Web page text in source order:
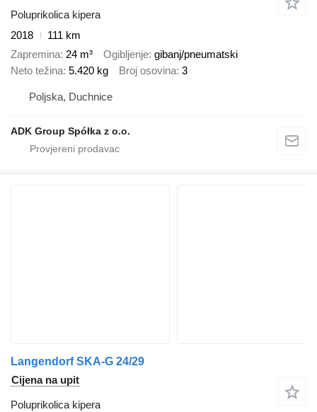
Poluprikolica kipera
2018
111 km
Zapremina 24 m³ Ogibljenje gibanj/pneumatski
Neto težina 5.420 kg Broj osovina 3
Poljska, Duchnice
ADK Group Spółka z o.o.
Langendorf SKA-G 24/29
Cijena na upit
Poluprikolica kipera